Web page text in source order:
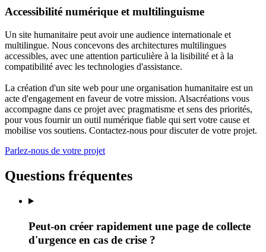
Accessibilité numérique et multilinguisme
Un site humanitaire peut avoir une audience internationale et
multilingue. Nous concevons des architectures multilingues
accessibles, avec une attention particulière à la lisibilité et à la
compatibilité avec les technologies d'assistance.
La création d'un site web pour une organisation humanitaire est un
acte d'engagement en faveur de votre mission. Alsacréations vous
accompagne dans ce projet avec pragmatisme et sens des priorités,
pour vous fournir un outil numérique fiable qui sert votre cause et
mobilise vos soutiens. Contactez-nous pour discuter de votre projet.
Parlez-nous de votre projet
Questions fréquentes
Peut-on créer rapidement une page de collecte
d'urgence en cas de crise ?